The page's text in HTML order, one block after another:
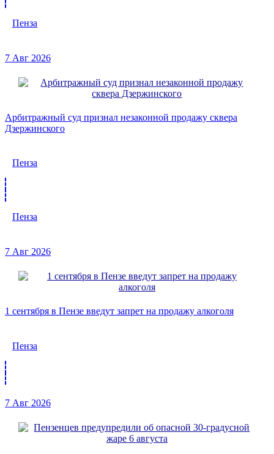
Пенза
7 Авг 2026
Арбитражный суд признал незаконной продажу сквера
Дзержинского
Пенза
Пенза
7 Авг 2026
1 сентября в Пензе введут запрет на продажу алкоголя
Пенза
7 Авг 2026